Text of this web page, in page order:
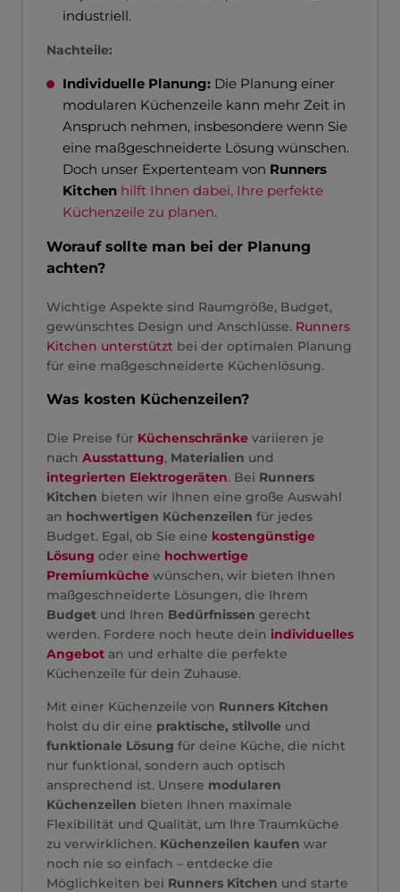
industriell.
Nachteile:
Individuelle Planung: Die Planung einer
modularen Küchenzeile kann mehr Zeit in
Anspruch nehmen, insbesondere wenn Sie
eine maßgeschneiderte Lösung wünschen.
Doch unser Expertenteam von Runners
Kitchen hilft Ihnen dabei, Ihre perfekte
Küchenzeile zu planen.
Worauf sollte man bei der Planung
achten?
Wichtige Aspekte sind Raumgröße, Budget,
gewünschtes Design und Anschlüsse. Runners
Kitchen unterstützt bei der optimalen Planung
für eine maßgeschneiderte Küchenlösung.
Was kosten Küchenzeilen?
Die Preise für Küchenschränke variieren je
nach Ausstattung, Materialien und
integrierten Elektrogeräten. Bei Runners
Kitchen bieten wir Ihnen eine große Auswahl
an hochwertigen Küchenzeilen für jedes
Budget. Egal, ob Sie eine kostengünstige
Lösung oder eine hochwertige
Premiumküche wünschen, wir bieten Ihnen
maßgeschneiderte Lösungen, die Ihrem
Budget und Ihren Bedürfnissen gerecht
werden. Fordere noch heute dein individuelles
Angebot an und erhalte die perfekte
Küchenzeile für dein Zuhause.
Mit einer Küchenzeile von Runners Kitchen
holst du dir eine praktische, stilvolle und
funktionale Lösung für deine Küche, die nicht
nur funktional, sondern auch optisch
ansprechend ist. Unsere modularen
Küchenzeilen bieten Ihnen maximale
Flexibilität und Qualität, um Ihre Traumküche
zu verwirklichen. Küchenzeilen kaufen war
noch nie so einfach – entdecke die
Möglichkeiten bei Runners Kitchen und starte